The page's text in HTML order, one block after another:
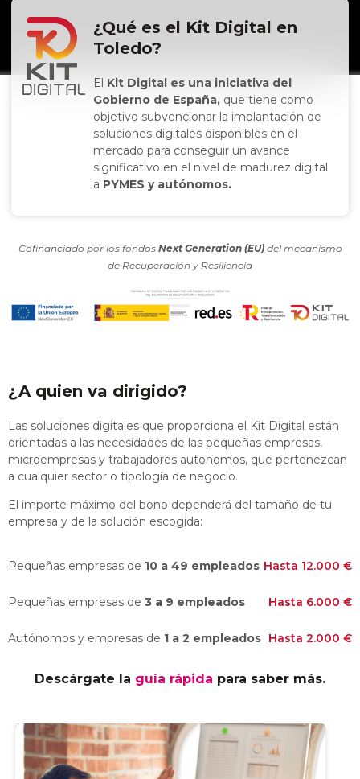
¿Qué es el Kit Digital en
Toledo?
El Kit Digital es una iniciativa del
Gobierno de España, que tiene como
objetivo subvencionar la implantación de
soluciones digitales disponibles en el
mercado para conseguir un avance
significativo en el nivel de madurez digital
a PYMES y autónomos.
Cofinanciado por los fondos Next Generation (EU)del mecanismo
de Recuperación y Resiliencia
¿A quien va dirigido?
Las soluciones digitales que proporciona el Kit Digital están
orientadas a las necesidades de las pequeñas empresas,
microempresas y trabajadores autónomos, que pertenezcan
a cualquier sector o tipología de negocio.
El importe máximo del bono dependerá del tamaño de tu
empresa y de la solución escogida:
Pequeñas empresas de 10 a 49 empleados Hasta 12.000 €
Pequeñas empresas de 3 a 9 empleados Hasta 6.000 €
Autónomos y empresas de 1 a 2 empleados Hasta 2.000 €
Descárgate la guía rápida para saber más.